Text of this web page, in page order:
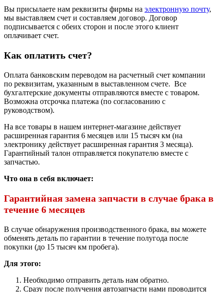
Вы присылаете нам реквизиты фирмы на электронную почту,
мы выставляем счет и составляем договор. Договор
подписывается с обеих сторон и после этого клиент
оплачивает счет.
Как оплатить счет?
Оплата банковским переводом на расчетный счет компании
по реквизитам, указанным в выставленном счете. Все
бухгалтерские документы отправляются вместе с товаром.
Возможна отсрочка платежа (по согласованию с
руководством).
На все товары в нашем интернет-магазине действует
расширенная гарантия 6 месяцев или 15 тысяч км (на
электронику действует расширенная гарантия 3 месяца).
Гарантийный талон отправляется покупателю вместе с
запчастью.
Что она в себя включает:
Гарантийная замена запчасти в случае брака в
течение 6 месяцев
В случае обнаружения производственного брака, вы можете
обменять деталь по гарантии в течение полугода после
покупки (до 15 тысяч км пробега).
Для этого:
Необходимо отправить деталь нам обратно.
Сразу после получения автозапчасти нами проводится